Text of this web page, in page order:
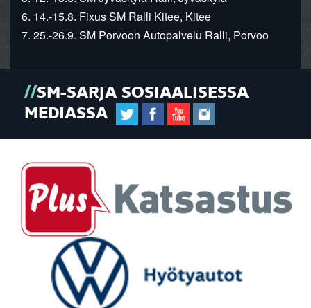
6. 14.-15.8. Fixus SM Ralli Kitee, Kitee
7. 25.-26.9. SM Porvoon Autopalvelu Ralli, Porvoo
SM-SARJA SOSIAALISESSA
MEDIASSA